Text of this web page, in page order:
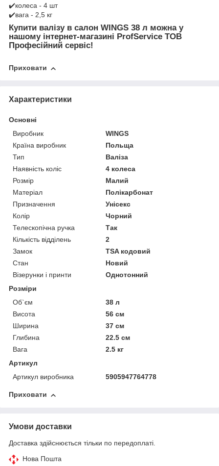
✔️колеса - 4 шт
✔️вага - 2,5 кг
Купити валізу в салон WINGS 38 л можна у
нашому інтернет-магазині ProfService ТОВ
Професійний сервіс!
Приховати
Характеристики
Основні
Виробник
WINGS
Країна виробник
Польща
Тип
Валіза
Наявність коліс
4 колеса
Розмір
Малий
Матеріал
Полікарбонат
Призначення
Унісекс
Колір
Чорний
Телескопічна ручка
Так
Кількість відділень
2
Замок
TSA кодовий
Стан
Новий
Візерунки і принти
Однотонний
Розміри
Об`єм
38 л
Висота
56 см
Ширина
37 см
Глибина
22.5 см
Вага
2.5 кг
Артикул
Артикул виробника
5905947764778
Приховати
Умови доставки
Доставка здійснюється тільки по передоплаті.
Нова Пошта